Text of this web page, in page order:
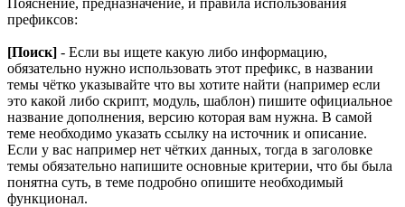
префиксов:
[Поиск] - Если вы ищете какую либо информацию,
обязательно нужно использовать этот префикс, в названии
темы чётко указывайте что вы хотите найти (например если
это какой либо скрипт, модуль, шаблон) пишите официальное
название дополнения, версию которая вам нужна. В самой
теме необходимо указать ссылку на источник и описание.
Если у вас например нет чётких данных, тогда в заголовке
темы обязательно напишите основные критерии, что бы была
понятна суть, в теме подробно опишите необходимый
функционал.